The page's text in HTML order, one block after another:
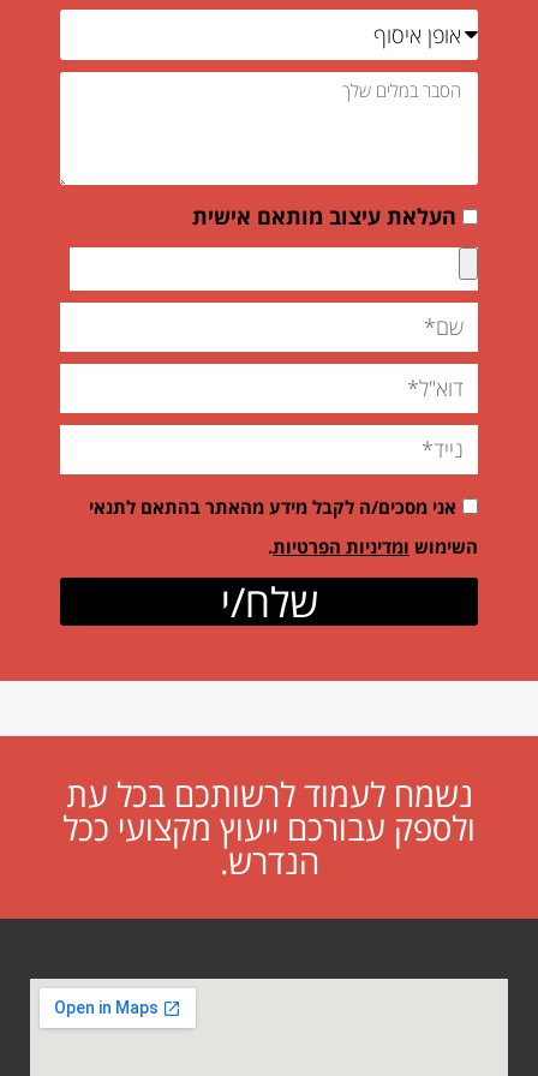
העלאת עיצוב מותאם אישית
אני מסכים/ה לקבל מידע מהאתר בהתאם לתנאי
השימוש ומדיניות הפרטיות.
שלח/י
נשמח לעמוד לרשותכם בכל עת
ולספק עבורכם ייעוץ מקצועי ככל
הנדרש.